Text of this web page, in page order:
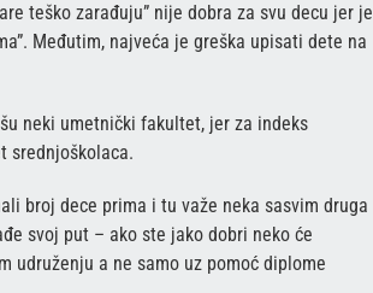
teško zarađuju” nije dobra za svu decu jer je
Međutim, najveća je greška upisati dete na
neki umetnički fakultet, jer za indeks
srednjoškolaca.
broj dece prima i tu važe neka sasvim druga
svoj put – ako ste jako dobri neko će
udruženju a ne samo uz pomoć diplome